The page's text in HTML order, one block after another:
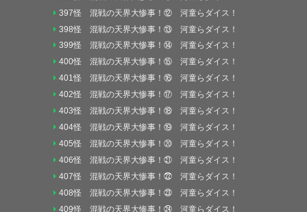
397怪 混戦の天界大惨事！⑫ 河童らダイス！
398怪 混戦の天界大惨事！⑬ 河童らダイス！
399怪 混戦の天界大惨事！⑭ 河童らダイス！
400怪 混戦の天界大惨事！⑮ 河童らダイス！
401怪 混戦の天界大惨事！⑯ 河童らダイス！
402怪 混戦の天界大惨事！⑰ 河童らダイス！
403怪 混戦の天界大惨事！⑱ 河童らダイス！
404怪 混戦の天界大惨事！⑲ 河童らダイス！
405怪 混戦の天界大惨事！⑳ 河童らダイス！
406怪 混戦の天界大惨事！㉑ 河童らダイス！
407怪 混戦の天界大惨事！㉒ 河童らダイス！
408怪 混戦の天界大惨事！㉓ 河童らダイス！
409怪 混戦の天界大惨事！㉔ 河童らダイス！